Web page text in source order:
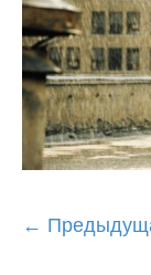
Post
←